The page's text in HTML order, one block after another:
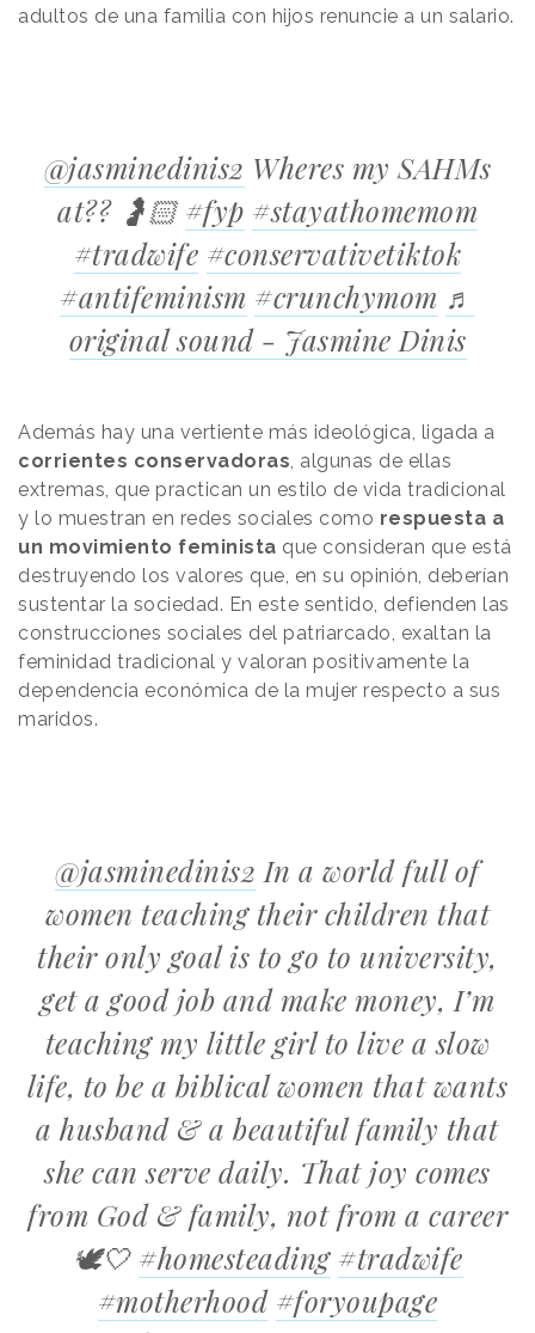
adultos de una familia con hijos renuncie a un salario.
@jasminedinis2 Wheres my SAHMs
at?? 🤰🏻 #fyp #stayathomemom
#tradwife #conservativetiktok
#antifeminism #crunchymom ♬
original sound - Jasmine Dinis
Además hay una vertiente más ideológica, ligada a
corrientes conservadoras , algunas de ellas
extremas, que practican un estilo de vida tradicional
y lo muestran en redes sociales como respuesta a
un movimiento feminista que consideran que está
destruyendo los valores que, en su opinión, deberían
sustentar la sociedad. En este sentido, defienden las
construcciones sociales del patriarcado, exaltan la
feminidad tradicional y valoran positivamente la
dependencia económica de la mujer respecto a sus
maridos.
@jasminedinis2 In a world full of
women teaching their children that
their only goal is to go to university,
get a good job and make money, I’m
teaching my little girl to live a slow
life, to be a biblical women that wants
a husband & a beautiful family that
she can serve daily. That joy comes
from God & family, not from a career
🕊️🤍 #homesteading #tradwife
#motherhood #foryoupage